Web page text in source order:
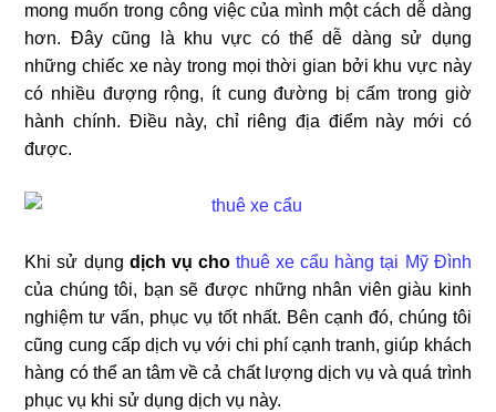
mong muốn trong công việc của mình một cách dễ dàng
hơn. Đây cũng là khu vực có thể dễ dàng sử dụng
những chiếc xe này trong mọi thời gian bởi khu vực này
có nhiều đượng rộng, ít cung đường bị cấm trong giờ
hành chính. Điều này, chỉ riêng địa điểm này mới có
được.
Khi sử dụng dịch vụ chothuê xe cẩu hàng tại Mỹ Đình
của chúng tôi, bạn sẽ được những nhân viên giàu kinh
nghiệm tư vấn, phục vụ tốt nhất. Bên cạnh đó, chúng tôi
cũng cung cấp dịch vụ với chi phí cạnh tranh, giúp khách
hàng có thể an tâm về cả chất lượng dịch vụ và quá trình
phục vụ khi sử dụng dịch vụ này.